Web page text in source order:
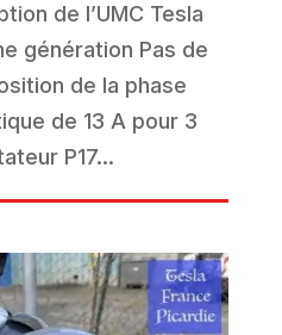
de l’UMC Tesla
génération Pas de
de la phase
de 13 A pour 3
P17...